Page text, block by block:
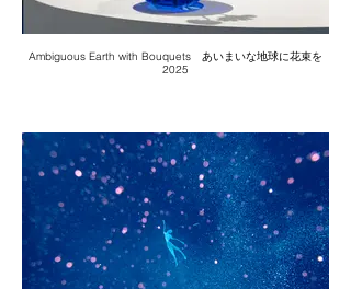
Ambiguous Earth with Bouquets あいまいな地球に花束を
2025